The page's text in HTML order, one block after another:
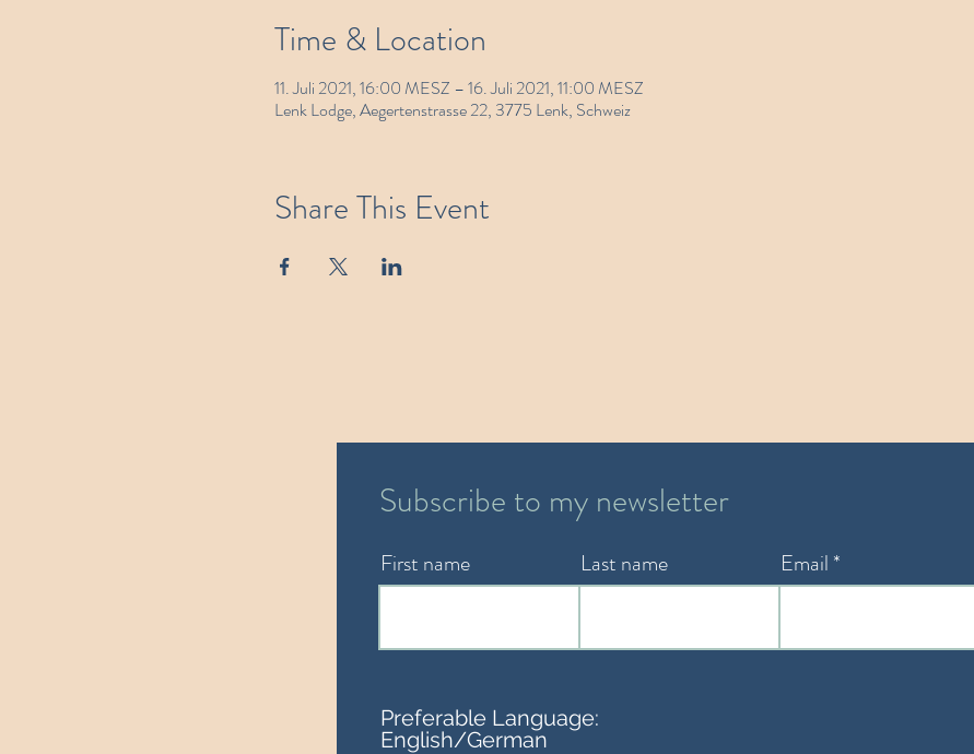
Time & Location
11. Juli 2021, 16:00 MESZ – 16. Juli 2021, 11:00 MESZ
Lenk Lodge, Aegertenstrasse 22, 3775 Lenk, Schweiz
Share This Event
Subscribe to my newsletter
First name Last name Email
Preferable Language:
English/German